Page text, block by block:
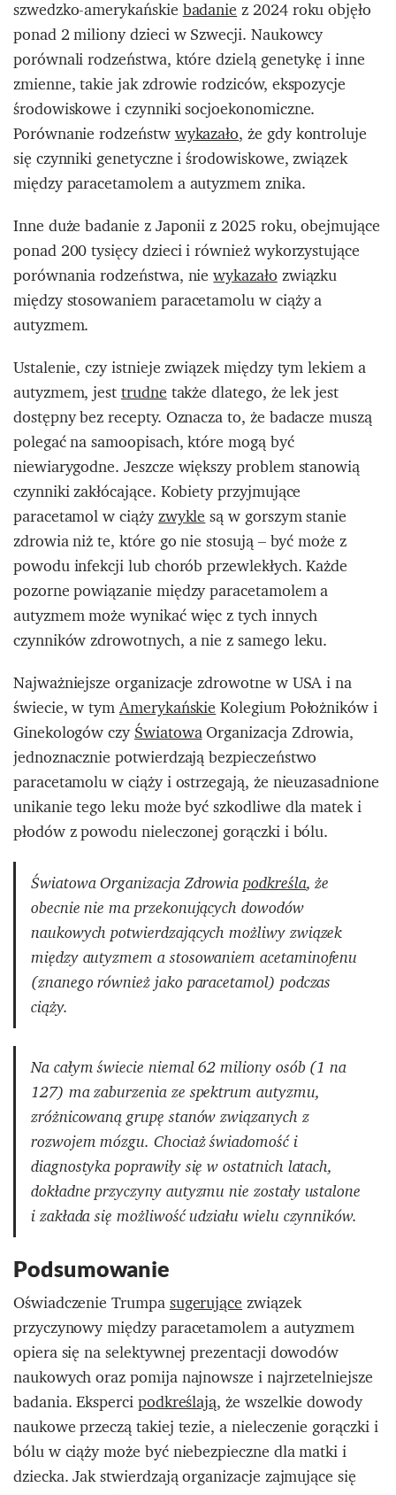
szwedzko-amerykańskiebadaniez 2024 roku objęło
ponad 2 miliony dzieci w Szwecji. Naukowcy
porównali rodzeństwa, które dzielą genetykę i inne
zmienne, takie jak zdrowie rodziców, ekspozycje
środowiskowe i czynniki socjoekonomiczne.
Porównanie rodzeństwwykazało, że gdy kontroluje
się czynniki genetyczne i środowiskowe, związek
między paracetamolem a autyzmem znika.
Inne duże badanie z Japonii z 2025 roku, obejmujące
ponad 200 tysięcy dzieci i również wykorzystujące
porównania rodzeństwa, niewykazałozwiązku
między stosowaniem paracetamolu w ciąży a
autyzmem.
Ustalenie, czy istnieje związek między tym lekiem a
autyzmem, jesttrudnetakże dlatego, że lek jest
dostępny bez recepty. Oznacza to, że badacze muszą
polegać na samoopisach, które mogą być
niewiarygodne. Jeszcze większy problem stanowią
czynniki zakłócające. Kobiety przyjmujące
paracetamol w ciążyzwyklesą w gorszym stanie
zdrowia niż te, które go nie stosują – być może z
powodu infekcji lub chorób przewlekłych. Każde
pozorne powiązanie między paracetamolem a
autyzmem może wynikać więc z tych innych
czynników zdrowotnych, a nie z samego leku.
Najważniejsze organizacje zdrowotne w USA i na
świecie, w tymAmerykańskieKolegium Położników i
Ginekologów czyŚwiatowaOrganizacja Zdrowia,
jednoznacznie potwierdzają bezpieczeństwo
paracetamolu w ciąży i ostrzegają, że nieuzasadnione
unikanie tego leku może być szkodliwe dla matek i
płodów z powodu nieleczonej gorączki i bólu.
Światowa Organizacja Zdrowiapodkreśla, że
obecnie nie ma przekonujących dowodów
naukowych potwierdzających możliwy związek
między autyzmem a stosowaniem acetaminofenu
(znanego również jako paracetamol) podczas
ciąży.
Na całym świecie niemal 62 miliony osób (1 na
127) ma zaburzenia ze spektrum autyzmu,
zróżnicowaną grupę stanów związanych z
rozwojem mózgu. Chociaż świadomość i
diagnostyka poprawiły się w ostatnich latach,
dokładne przyczyny autyzmu nie zostały ustalone
i zakłada się możliwość udziału wielu czynników.
Podsumowanie
Oświadczenie Trumpasugerującezwiązek
przyczynowy między paracetamolem a autyzmem
opiera się na selektywnej prezentacji dowodów
naukowych oraz pomija najnowsze i najrzetelniejsze
badania. Ekspercipodkreślają, że wszelkie dowody
naukowe przeczą takiej tezie, a nieleczenie gorączki i
bólu w ciąży może być niebezpieczne dla matki i
dziecka. Jak stwierdzają organizacje zajmujące się